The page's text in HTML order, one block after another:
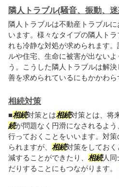
隣人トラブル(騒音、振動、
隣人トラブルは不動産トラブル
います。様々なタイプの隣人ト
れも冷静な対処が求められます
ルや住宅、生命に被害が出ない
う。こうした隣人トラブルは解
善を求められているにもかかわ
相続対策
■相続対策とは相続対策とは、将
続が問題なく円滑になされるよ
行っておくことをいいます。対
られますが、 相続対策をしておく
減することができたり、 相続人同
だりすることにもつながります。